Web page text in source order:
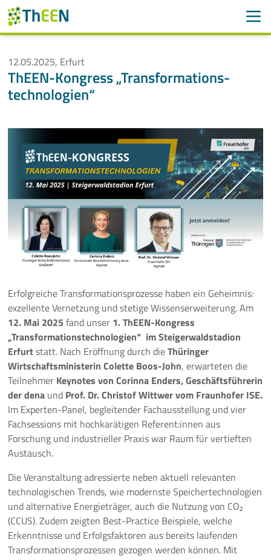
Suche
Navigation überspringen
ThEEN
Mitglieder
Aktivitäten
Veranstaltungen
Aktuelle Termine
Thüringer Wärmetagung 2026
10 Jahre ThEEN-Jubiläum
Auftaktveranstaltung Stakeholderprozess
ThEEN-Fachforum
ThEEN-Innovationsdialog
ThEEN-Kongress
ThEEN-Talk
Politische Formate
Presseevents
Aktuelles
12.05.2025, Erfurt
ThEEN-Kongress „Transformations­
technologien“
Erfolgreiche Transformationsprozesse haben ein Geheimnis:
exzellente Vernetzung und stetige Wissenserweiterung. Am
12. Mai 2025 fand unser 1. ThEEN-Kongress
„Transformationstechnologien“ im Steigerwaldstadion
Erfurtstatt. Nach Eröffnung durch dieThüringer
Wirtschaftsministerin Colette Boos-John, erwarteten die
Teilnehmer Keynotes von Corinna Enders, Geschäftsführerin
der dena und Prof. Dr. Christof Wittwer vom Fraunhofer ISE.
Im Experten-Panel, begleitender Fachausstellung und vier
Fachsessions mit hochkarätigen Referent:innen aus
Forschung und industrieller Praxis war Raum für vertieften
Austausch.
Die Veranstaltung adressierte neben aktuell relevanten
technologischen Trends, wie modernste Speichertechnologien
und alternative Energieträger, auch die Nutzung von CO₂
(CCUS). Zudem zeigten Best-Practice Beispiele, welche
Erkenntnisse und Erfolgsfaktoren aus bereits laufenden
Transformationsprozessen gezogen werden können. Mit